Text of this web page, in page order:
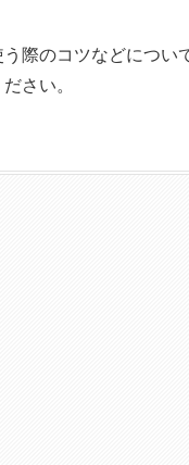
際のコツなどについ
さい。